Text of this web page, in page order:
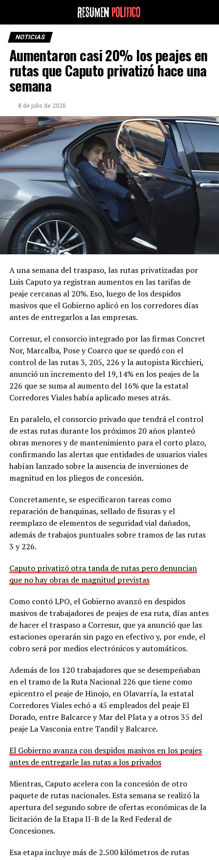
NOTICIAS
Aumentaron casi 20% los peajes en
rutas que Caputo privatizó hace una
semana
8 de julio de 2026
A una semana del traspaso, las rutas privatizadas por
Luis Caputo ya registran aumentos en las tarifas de
peaje cercanas al 20%. Eso, luego de los despidos
masivos que el Gobierno aplicó en los corredores días
antes de entregarlos a las empresas.
Corresur, el consorcio integrado por las firmas Concret
Nor, Marcalba, Pose y Coarco que se quedó con el
control de las rutas 3, 205, 226 y la autopista Ricchieri,
anunció un incremento del 19,14% en los peajes de la
226 que se suma al aumento del 16% que la estatal
Corredores Viales había aplicado meses atrás.
En paralelo, el consorcio privado que tendrá el control
de estas rutas durante los próximos 20 años planteó
obras menores y de mantenimiento para el corto plazo,
confirmando las alertas que entidades de usuarios viales
habían lanzado sobre la ausencia de inversiones de
magnitud en los pliegos de concesión.
Concretamente, se especificaron tareas como
reparación de banquinas, sellado de fisuras y el
reemplazo de elementos de seguridad vial dañados,
además de trabajos puntuales sobre tramos de las rutas
3 y 226.
Caputo privatizó otra tanda de rutas pero denuncian
que no hay obras de magnitud previstas
Como contó LPO, el Gobierno avanzó en despidos
masivos de trabajadores de peajes de esa ruta, días antes
de hacer el traspaso a Corresur, que ya anunció que las
estaciones operarán sin pago en efectivo y, por ende, el
cobro será por medios electrónicos y automáticos.
Además de los 120 trabajadores que se desempeñaban
en el tramo de la Ruta Nacional 226 que tiene como
epicentro el peaje de Hinojo, en Olavarría, la estatal
Corredores Viales echó a 45 empleados del peaje El
Dorado, entre Balcarce y Mar del Plata y a otros 35 del
peaje La Vasconia entre Tandil y Balcarce.
El Gobierno avanza con despidos masivos en los peajes
antes de entregarle las rutas a los privados
Mientras, Caputo acelera con la concesión de otro
paquete de rutas nacionales. Esta semana se realizó la
apertura del segundo sobre de ofertas económicas de la
licitación de la Etapa II-B de la Red Federal de
Concesiones.
Esa etapa incluye más de 2.500 kilómetros de rutas